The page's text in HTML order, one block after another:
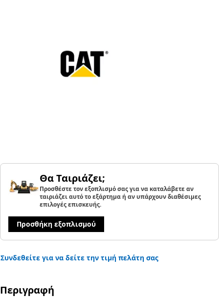
Θα Ταιριάζει;
Προσθέστε τον εξοπλισμό σας για να καταλάβετε αν
ταιριάζει αυτό το εξάρτημα ή αν υπάρχουν διαθέσιμες
επιλογές επισκευής.
Προσθήκη εξοπλισμού
Συνδεθείτε για να δείτε την τιμή πελάτη σας
Περιγραφή